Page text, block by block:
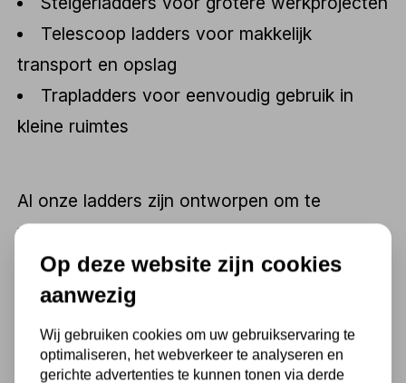
Telescoop ladders voor makkelijk
transport en opslag
Trapladders voor eenvoudig gebruik in
kleine ruimtes
Al onze ladders zijn ontworpen om te
voldoen aan de hoogste veiligheidsnormen
en zijn gebouwd om langdurig intensief
gebruik te weerstaan.
Kwaliteit en service die je
Op deze website zijn cookies
aanwezig
Wij gebruiken cookies om uw gebruikservaring te
optimaliseren, het webverkeer te analyseren en
gerichte advertenties te kunnen tonen via derde